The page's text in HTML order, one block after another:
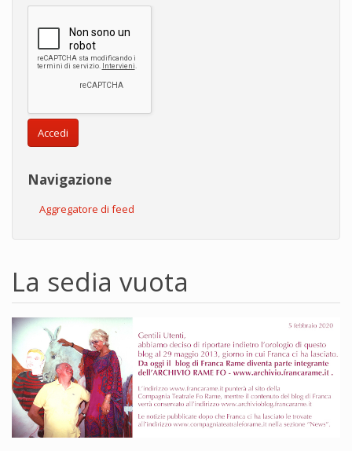
Accedi
Navigazione
Aggregatore di feed
La sedia vuota